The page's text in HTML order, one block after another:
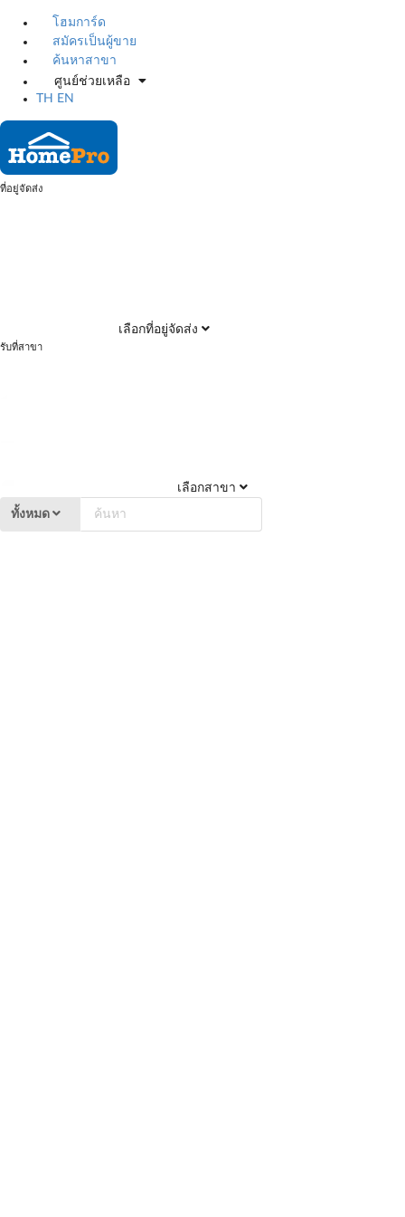
โฮมการ์ด
สมัครเป็นผู้ขาย
ค้นหาสาขา
ศูนย์ช่วยเหลือ
TH
EN
ที่อยู่จัดส่ง
เลือกที่อยู่จัดส่ง
รับที่สาขา
เลือกสาขา
ทั้งหมด